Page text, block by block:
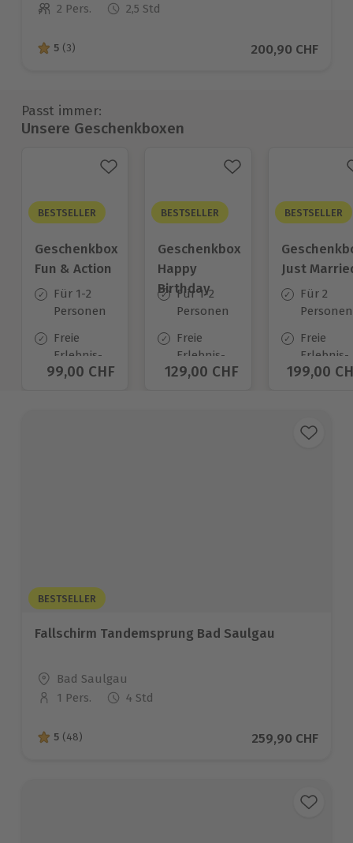
Anzahl der Teilnehmer
2 Pers. 2,5 Std
5 von 5 Sternen basierend auf 3 Bewertungen
5 (3) Aktueller Preis
200,90 CHF
Passt immer:
Unsere Geschenkboxen
BESTSELLER
Geschenkbox
Fun & Action
Für 1-2
Personen
Freie
Erlebnis-
Auswahl
Aktueller Preis
99,00 CHF
BESTSELLER
Geschenkbox
Happy
Birthday
Für 1-2
Personen
Freie
Erlebnis-
Auswahl
Aktueller Preis
129,00 CHF
BESTSELLER
Just
Für 2
Personen
Freie
Erlebnis-
Auswahl
Aktueller
199,00
BESTSELLER
Fallschirm Tandemsprung Bad Saulgau
Standort
Bad Saulgau
Anzahl der Teilnehmer
1 Pers. 4 Std
5 von 5 Sternen basierend auf 48 Bewertungen
5 (48) Aktueller Preis
259,90 CHF